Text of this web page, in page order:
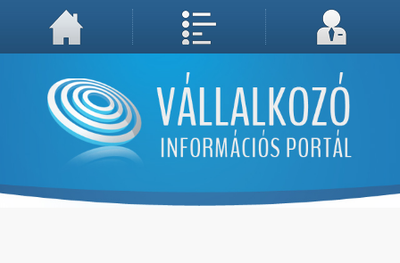
A weboldal használatával Ön elfogadja, hogy Cookie-kat (sütiket) tároljunk számítógépén. A sütik a weboldal megfelelő működéséhez
Megértettem, folytatás...